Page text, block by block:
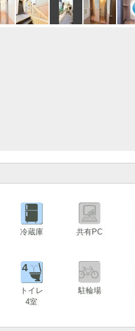
冷蔵庫 共有PC
4
トイレ
4室
駐輪場